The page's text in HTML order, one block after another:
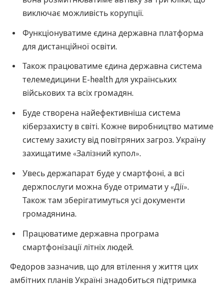
виключає можливість корупції.
Функціонуватиме єдина державна платформа
для дистанційної освіти.
Також працюватиме єдина державна система
телемедицини E-health для українських
військових та всіх громадян.
Буде створена найефективніша система
кіберзахисту в світі. Кожне виробництво матиме
систему захисту від повітряних загроз. Україну
захищатиме «Залізний купол».
Увесь держапарат буде у смартфоні, а всі
держпослуги можна буде отримати у «Дії».
Також там зберігатимуться усі документи
громадянина.
Працюватиме державна програма
смартфонізації літніх людей.
Федоров зазначив, що для втілення у життя цих
амбітних планів Україні знадобиться підтримка